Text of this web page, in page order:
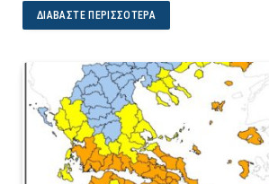
ΔΙΑΒΆΣΤΕ ΠΕΡΙΣΣΌΤΕΡΑ